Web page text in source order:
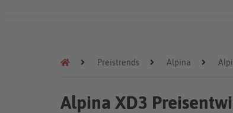
Preistrends Alpina
Alpina XD3